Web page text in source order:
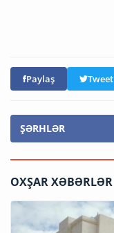
Paylaş Tweet
ŞƏRHLƏR
OXŞAR XƏBƏRLƏR